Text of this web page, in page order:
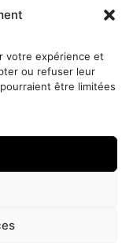
votre expérience et
ou refuser leur
être limitées
HELLO
DECO
L-8552
Luxembourg